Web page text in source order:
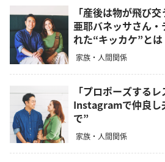
「産後は物が飛び
亜耶バネッサさん
れた“キッカケ”とは
家族・人間関係
「プロポーズする
Instagramで仲良し
で”
家族・人間関係